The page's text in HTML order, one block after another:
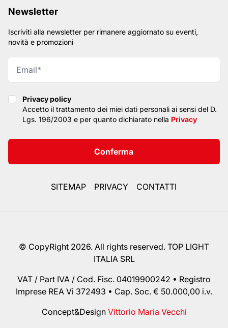
Newsletter
Iscriviti alla newsletter per rimanere aggiornato su eventi,
novità e promozioni
Privacy policy
Privacy policy
Accetto il trattamento dei miei dati personali ai sensi del D.
Lgs. 196/2003 e per quanto dichiarato nella Privacy
Conferma
SITEMAP PRIVACY CONTATTI
© CopyRight 2026. All rights reserved. TOP LIGHT
ITALIA SRL
VAT / Part IVA / Cod. Fisc. 04019900242 • Registro
Imprese REA Vi 372493 • Cap. Soc. € 50.000,00 i.v.
Concept&Design Vittorio Maria Vecchi